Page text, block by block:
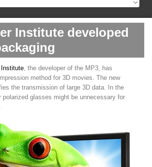
Institute developed
Institute, the developer of the MP3, has
method for 3D movies. The new
the transmission of large 3D data. In the
polarized glasses might be unnecessary for